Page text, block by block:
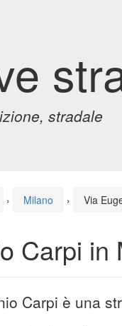
stradale
› Milano › Via
Carpi in
Carpi è una